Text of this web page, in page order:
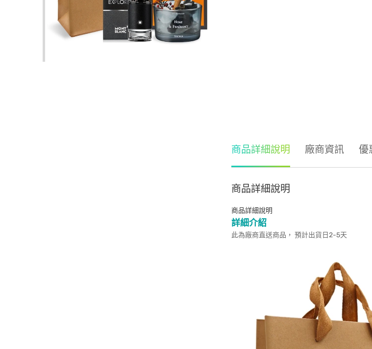
商品詳細說明 廠商資訊 優
商品詳細說明
商品詳細說明
詳細介紹
此為廠商直送商品， 預計出貨日2-5天